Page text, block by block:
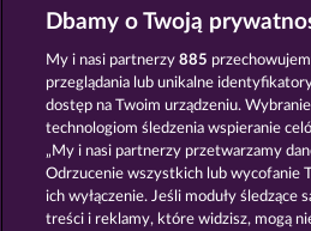
FANCY FRUITS
Dbamy o Twoją
My i nasi partnerzy885
przeglądania lub unikalne
dostęp na Twoim urządzeniu.
technologiom śledzenia wspieranie
„My i nasi partnerzy przetwarzamy
Odrzucenie wszystkich lub wycofanie
ich wyłączenie. Jeśli moduły śledzące
treści i reklamy, które widzisz, mogą